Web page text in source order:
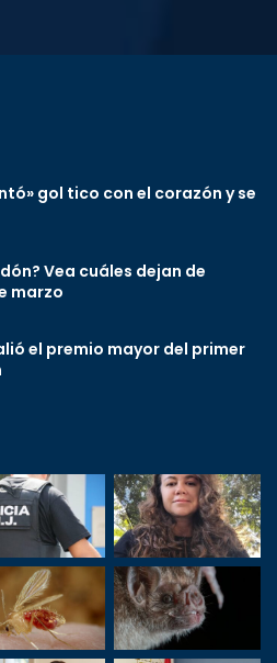
gol tico con el corazón y se
Vea cuáles dejan de
marzo
el premio mayor del primer